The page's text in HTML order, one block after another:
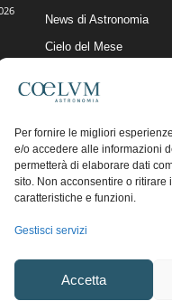
Per fornire le migliori
e/o accedere alle informazioni
permetterà di elaborare dati
sito. Non acconsentire o
caratteristiche e funzioni.
Gestisci servizi
Accetta
News di Astronomia
Cielo del Mese
Articoli e Risorse On-Line
Il Blog della Redazione